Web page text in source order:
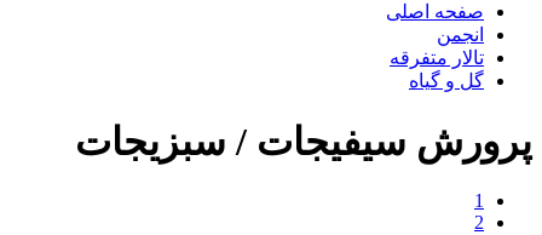
صفحه اصلی
انجمن
تالار متفرقه
گل و گياه
پرورش سیفیجات / سبزیجات
1
2